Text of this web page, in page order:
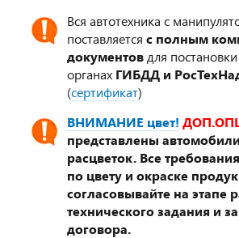
Вся автотехника с
поставляется с полным
документов для
органах ГИБДД и
(сертификат)
ВНИМАНИЕ цвет!
представлены
расцветок. Все
по цвету и окраске
согласовывайте на этапе
технического задания и
договора.